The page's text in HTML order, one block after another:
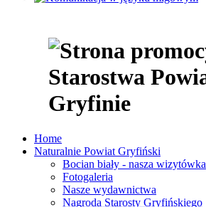
Home
Naturalnie Powiat Gryfiński
Bocian biały - nasza wizytówka
Fotogaleria
Nasze wydawnictwa
Nagroda Starosty Gryfińskiego